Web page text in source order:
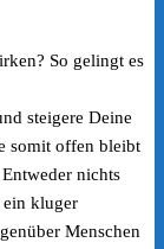
So gelingt es
steigere Deine
somit offen bleibt
nichts
ein kluger
Menschen